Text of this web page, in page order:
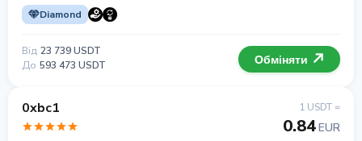
Diamond
Від 23 739 USDT
До 593 473 USDT Обміняти
0xbc1 1 USDT =
0.84EUR